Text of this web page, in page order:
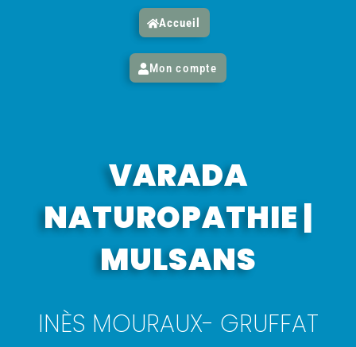
Accueil
Mon compte
VARADA
NATUROPATHIE |
MULSANS
INÈS MOURAUX- GRUFFAT